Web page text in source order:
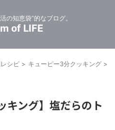
の知恵袋”的なブログ。
of LIFE
シピ > キューピー3分クッキング >
キング】塩だらのト